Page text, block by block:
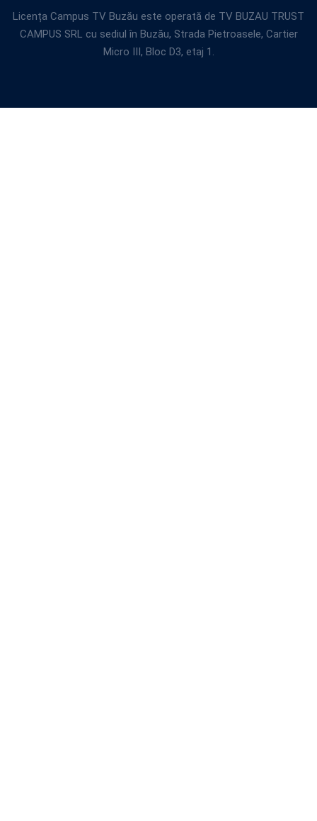
Licența Campus TV Buzău este operată de TV BUZAU TRUST
CAMPUS SRL cu sediul în Buzău, Strada Pietroasele, Cartier
Micro III, Bloc D3, etaj 1.